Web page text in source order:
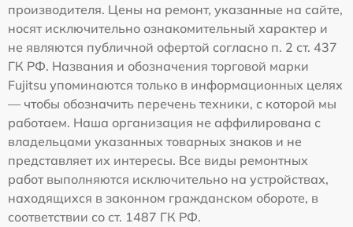
производителя. Цены на ремонт, указанные на сайте,
носят исключительно ознакомительный характер и
не являются публичной офертой согласно п. 2 ст. 437
ГК РФ. Названия и обозначения торговой марки
Fujitsu упоминаются только в информационных целях
— чтобы обозначить перечень техники, с которой мы
работаем. Наша организация не аффилирована с
владельцами указанных товарных знаков и не
представляет их интересы. Все виды ремонтных
работ выполняются исключительно на устройствах,
находящихся в законном гражданском обороте, в
соответствии со ст. 1487 ГК РФ.